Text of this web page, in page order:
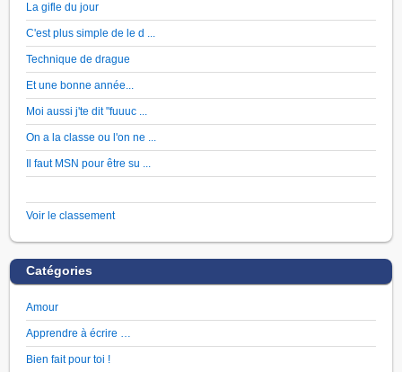
La gifle du jour
C'est plus simple de le d ...
Technique de drague
Et une bonne année...
Moi aussi j'te dit "fuuuc ...
On a la classe ou l'on ne ...
Il faut MSN pour être su ...
Voir le classement
Catégories
Amour
Apprendre à écrire …
Bien fait pour toi !